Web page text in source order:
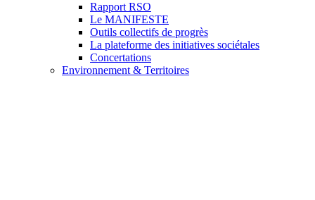
Rapport RSO
Le MANIFESTE
Outils collectifs de progrès
La plateforme des initiatives sociétales
Concertations
Environnement & Territoires